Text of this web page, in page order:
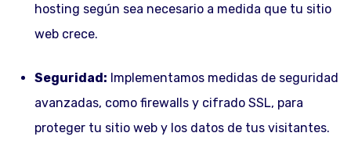
hosting según sea necesario a medida que tu sitio
web crece.
Seguridad: Implementamos medidas de seguridad
avanzadas, como firewalls y cifrado SSL, para
proteger tu sitio web y los datos de tus visitantes.